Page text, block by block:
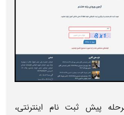
پیش ثبت نام اینترنتی،